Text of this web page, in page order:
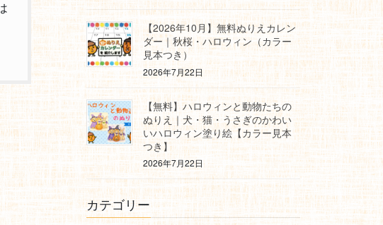
【2026年10月】無料ぬりえカレン
ダー｜秋桜・ハロウィン（カラー
見本つき）
2026年7月22日
【無料】ハロウィンと動物たちの
ぬりえ｜犬・猫・うさぎのかわい
いハロウィン塗り絵【カラー見本
つき】
2026年7月22日
カテゴリー